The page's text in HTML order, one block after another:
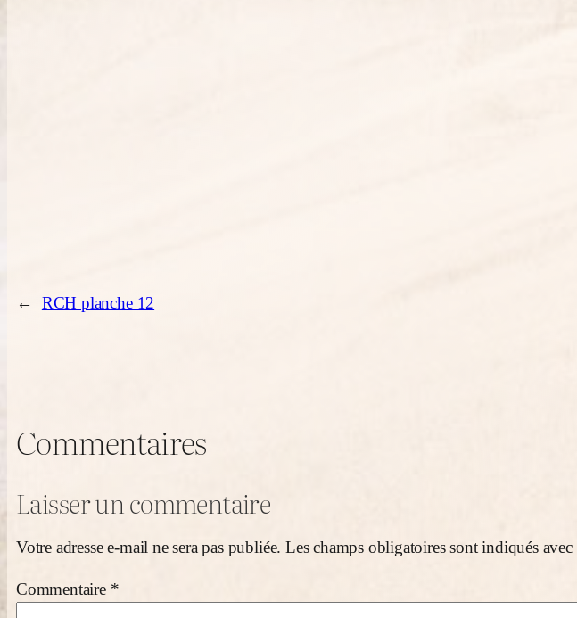
← RCH planche 12
Commentaires
Laisser un commentaire
Votre adresse e-mail ne sera pas publiée. Les champs obligatoires sont indiqués avec
Commentaire *